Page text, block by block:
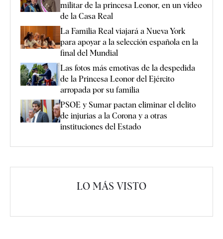
militar de la princesa Leonor, en un vídeo
de la Casa Real
La Familia Real viajará a Nueva York
para apoyar a la selección española en la
final del Mundial
Las fotos más emotivas de la despedida
de la Princesa Leonor del Ejército
arropada por su familia
PSOE y Sumar pactan eliminar el delito
de injurias a la Corona y a otras
instituciones del Estado
LO MÁS VISTO